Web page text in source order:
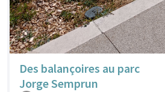
Des balançoires au parc
Jorge Semprun